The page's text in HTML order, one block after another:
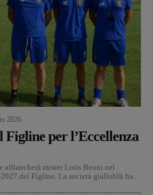
2026
per l’Eccellenza
mister Loris Beoni nel
del Figline. La società gialloblù ha...